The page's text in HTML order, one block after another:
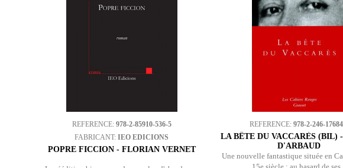
REFERENCE: 978-2-85910-536-5
FABRICANT:IEO EDICIONS
POPRE FICCION - FLORIAN VERNET
REFERENCE: 978-2-246-
LA BÊTE DU VACCARÈS (BIL)
D'ARBAUD
Une nouvelle fantastique située en